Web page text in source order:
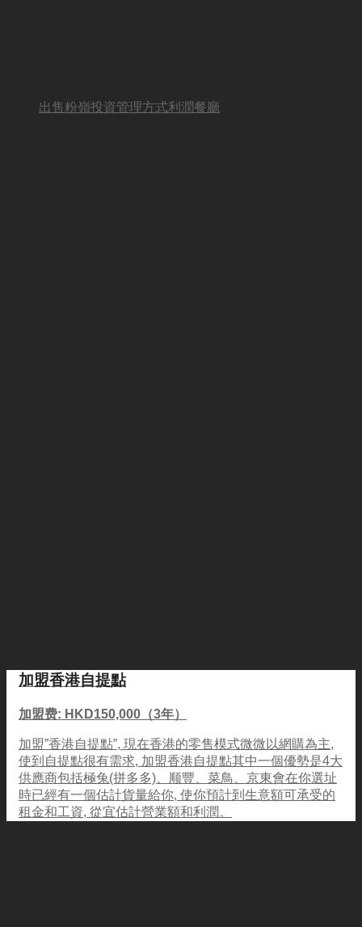
出售粉嶺投資管理方式利潤餐廳
加盟香港自提點
加盟费: HKD150,000（3年）
加盟”香港自提點”, 現在香港的零售模式微微以網購為主,
使到自提點很有需求, 加盟香港自提點其中一個優勢是4大
供應商包括極兔(拼多多)、顺豐、菜鳥、京東會在你選址
時已經有一個估計貨量給你, 使你預計到生意額可承受的
租金和工資, 從宜估計營業額和利潤。